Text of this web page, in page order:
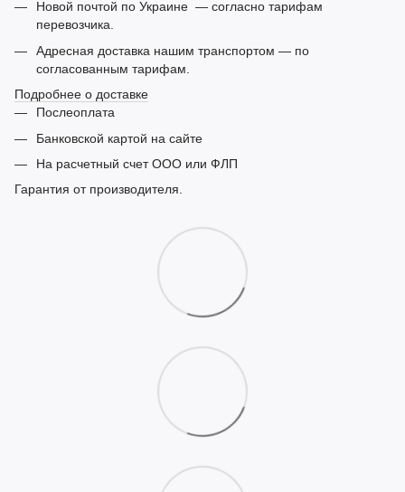
Новой почтой по Украине — согласно тарифам
перевозчика.
Адресная доставка нашим транспортом — по
согласованным тарифам.
Подробнее о доставке
Послеоплата
Банковской картой на сайте
На расчетный счет ООО или ФЛП
Гарантия от производителя.